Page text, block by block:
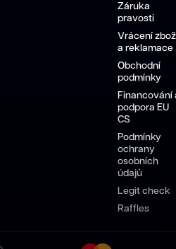
Záruka
pravosti
Vrácení
a reklamace
Obchodní
podmínky
Financování
podpora EU
CS
Podmínky
ochrany
osobních
údajů
Legit check
Raffles